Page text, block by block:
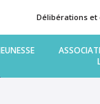
Délibérations et